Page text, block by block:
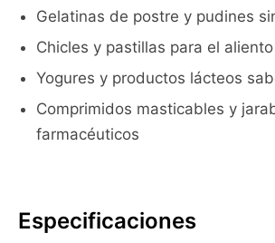
Gelatinas de postre y pudines
Chicles y pastillas para el aliento
Yogures y productos lácteos
Comprimidos masticables y
farmacéuticos
Especificaciones